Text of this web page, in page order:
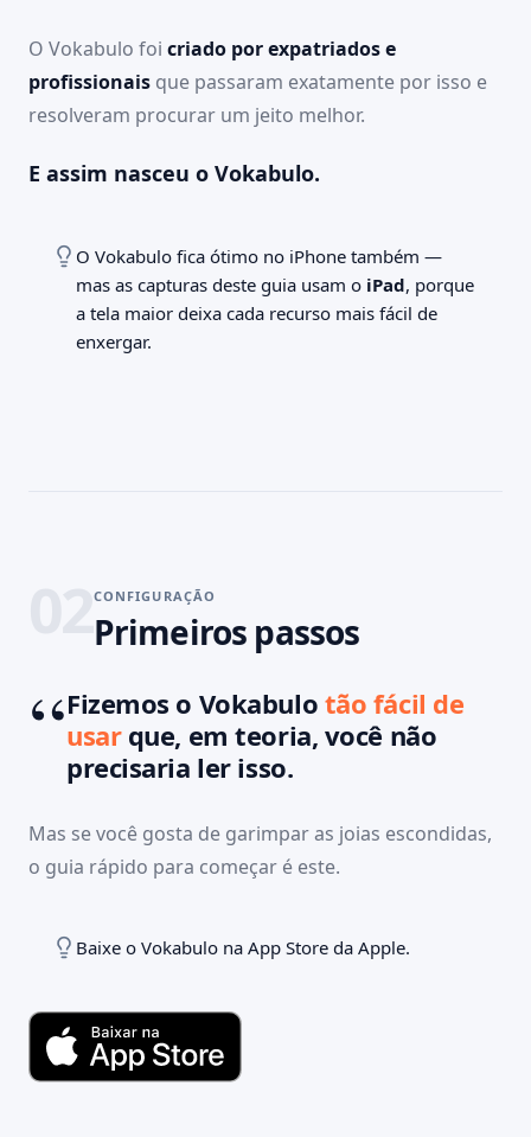
O Vokabulo foi criado por expatriados e
profissionais que passaram exatamente por isso e
resolveram procurar um jeito melhor.
E assim nasceu o Vokabulo.
O Vokabulo fica ótimo no iPhone também —
mas as capturas deste guia usam o iPad, porque
a tela maior deixa cada recurso mais fácil de
enxergar.
CONFIGURAÇÃO
Primeiros passos
Fizemos o Vokabulo tão fácil de
usarque, em teoria, você não
precisaria ler isso.
Mas se você gosta de garimpar as joias escondidas,
o guia rápido para começar é este.
Baixe o Vokabulo na App Store da Apple.